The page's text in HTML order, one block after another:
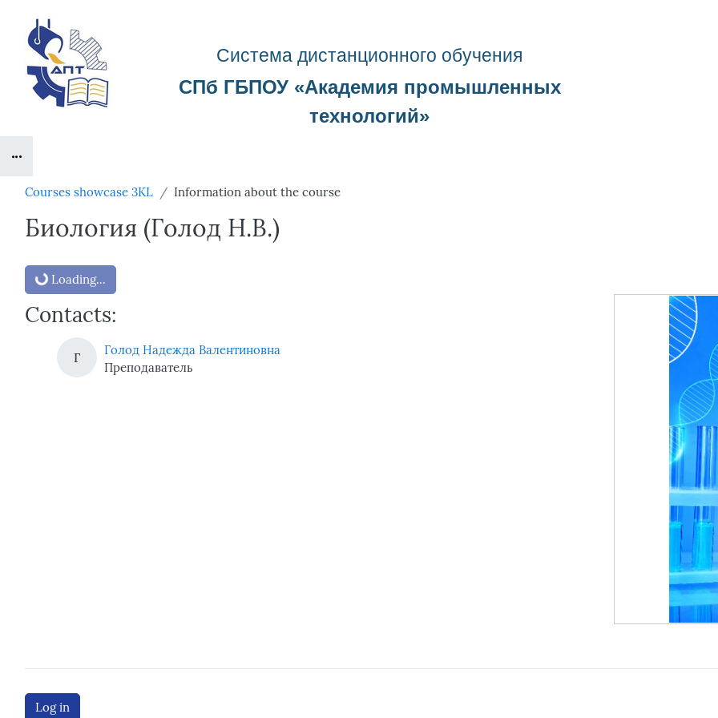
Система дистанционного обучения
СПб ГБПОУ «Академия промышленных
технологий»
Blocks
Courses showcase 3KL Information about the course
Биология (Голод Н.В.)
Blocks
Loading...
Contacts:
Г
Голод Надежда Валентиновна
Преподаватель
Log in